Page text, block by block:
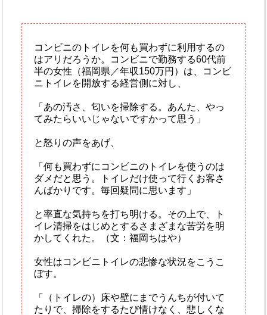
コンビニのトイレを何も買わずに利用するの
はアリだろうか。コンビニで勤務する60代前
半の女性（福岡県／年収150万円）は、コンビ
ニトイレを開放する経営側に対し、
「あの汚さ、匂いを掃除する。あんた、やっ
てみたらいいじゃないですかって思う」
と怒りの声をあげ、
「何も買わずにコンビニのトイレを使うのは
ダメだと思う。トイレだけ使って行くお客さ
んばかりです。毎回疑問に思います」
と率直な気持ちを打ち明ける。その上で、ト
イレ清掃をはじめとするさまざまな苦労を明
かしてくれた。（文：福岡ちはや）
女性はコンビニトイレの悲惨な状況をこうこ
ぼす。
「（トイレの）床や壁にまでうんちが付いて
たりで、掃除をするたび情けなく、悲しくな